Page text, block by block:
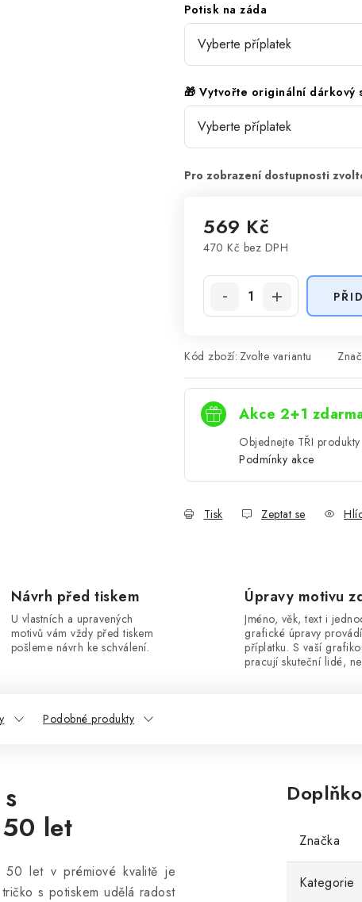
Potisk na záda
🎁 Vytvořte originální dárkový
569 Kč
470 Kč bez DPH
Kód zboží: Zvolte variantu
Akce 2+1
Objednejte TŘI
Podmínky akce
Tisk Zeptat se
Návrh před tiskem
U vlastních a upravených
motivů vám vždy před tiskem
pošleme návrh ke schválení.
Úpravy motivu
Jméno, věk, text i
grafické úpravy
příplatku. S vaší
pracují skuteční lidé,
Podobné produkty
let
50 let v prémiové kvalitě je
s potiskem udělá radost
Značka
Kategorie